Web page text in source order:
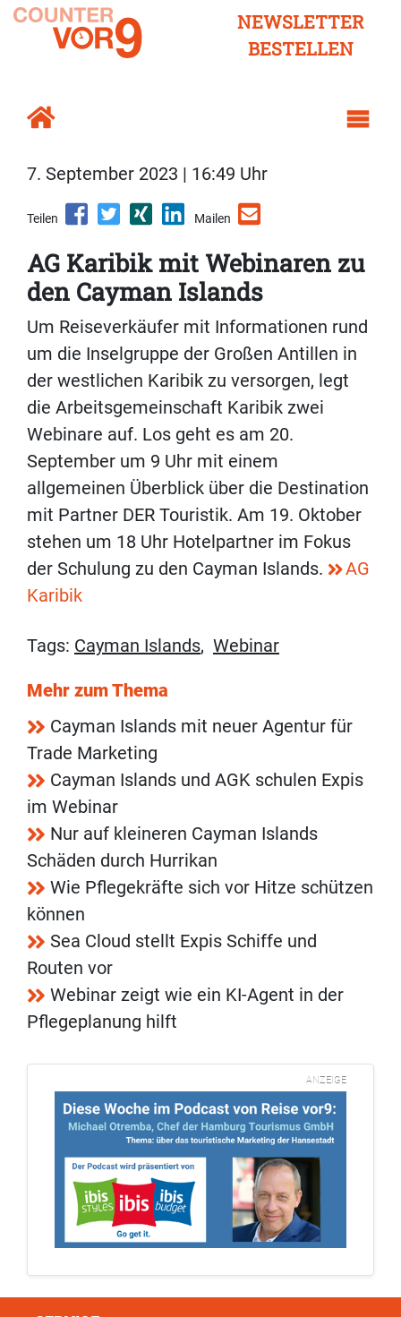
NEWSLETTER
BESTELLEN
7. September 2023 | 16:49 Uhr
Teilen Mailen
AG Karibik mit Webinaren zu
den Cayman Islands
Um Reiseverkäufer mit Informationen rund
um die Inselgruppe der Großen Antillen in
der westlichen Karibik zu versorgen, legt
die Arbeitsgemeinschaft Karibik zwei
Webinare auf. Los geht es am 20.
September um 9 Uhr mit einem
allgemeinen Überblick über die Destination
mit Partner DER Touristik. Am 19. Oktober
stehen um 18 Uhr Hotelpartner im Fokus
der Schulung zu den Cayman Islands.
AG
Karibik
Tags: Cayman Islands, Webinar
Mehr zum Thema
Cayman Islands mit neuer Agentur für
Trade Marketing
Cayman Islands und AGK schulen Expis
im Webinar
Nur auf kleineren Cayman Islands
Schäden durch Hurrikan
Wie Pflegekräfte sich vor Hitze schützen
können
Sea Cloud stellt Expis Schiffe und
Routen vor
Webinar zeigt wie ein KI-Agent in der
Pflegeplanung hilft
ANZEIGE